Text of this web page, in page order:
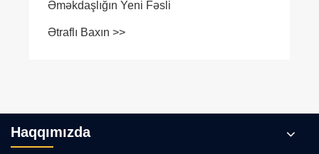
Əməkdaşlığın Yeni Fəsli
Ətraflı Baxın >>
Haqqımızda